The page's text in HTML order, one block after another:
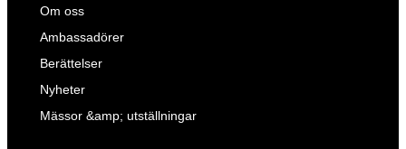
Om oss
Ambassadörer
Berättelser
Nyheter
Mässor &amp; utställningar